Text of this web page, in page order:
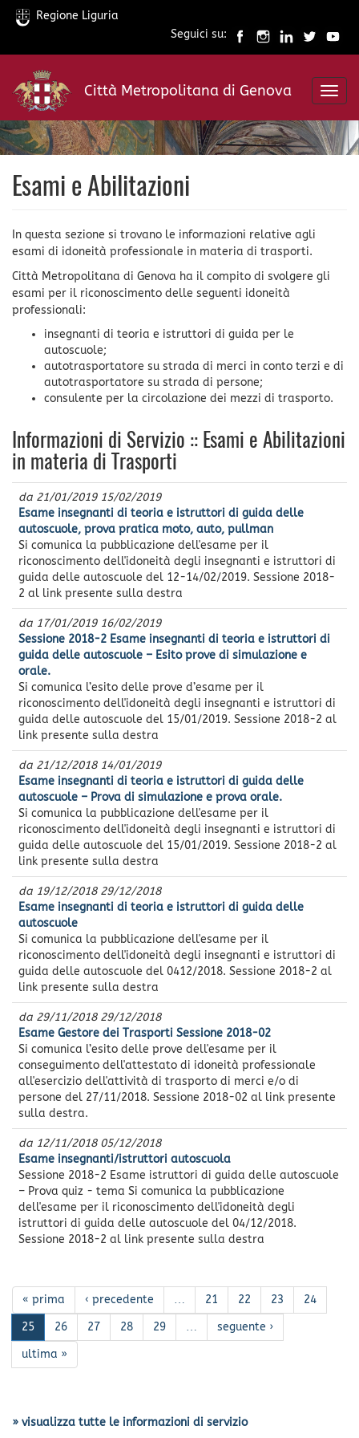
Salta
contenuto
principale
Regione Liguria
Seguici su:
Città Metropolitana di Genova
Esami e Abilitazioni
In questa sezione si trovano le informazioni relative agli
esami di idoneità professionale in materia di trasporti.
Città Metropolitana di Genova ha il compito di svolgere gli
esami per il riconoscimento delle seguenti idoneità
professionali:
insegnanti di teoria e istruttori di guida per le
autoscuole;
autotrasportatore su strada di merci in conto terzi e di
autotrasportatore su strada di persone;
consulente per la circolazione dei mezzi di trasporto.
Informazioni di Servizio :: Esami e Abilitazioni
in materia di Trasporti
da 21/01/2019 15/02/2019
Esame insegnanti di teoria e istruttori di guida delle
autoscuole, prova pratica moto, auto, pullman
Si comunica la pubblicazione dell'esame per il
riconoscimento dell'idoneità degli insegnanti e istruttori di
guida delle autoscuole del 12-14/02/2019. Sessione 2018-
2 al link presente sulla destra
da 17/01/2019 16/02/2019
Sessione 2018-2 Esame insegnanti di teoria e istruttori di
guida delle autoscuole – Esito prove di simulazione e
orale.
Si comunica l’esito delle prove d’esame per il
riconoscimento dell'idoneità degli insegnanti e istruttori di
guida delle autoscuole del 15/01/2019. Sessione 2018-2 al
link presente sulla destra
da 21/12/2018 14/01/2019
Esame insegnanti di teoria e istruttori di guida delle
autoscuole – Prova di simulazione e prova orale.
Si comunica la pubblicazione dell'esame per il
riconoscimento dell'idoneità degli insegnanti e istruttori di
guida delle autoscuole del 15/01/2019. Sessione 2018-2 al
link presente sulla destra
da 19/12/2018 29/12/2018
Esame insegnanti di teoria e istruttori di guida delle
autoscuole
Si comunica la pubblicazione dell'esame per il
riconoscimento dell'idoneità degli insegnanti e istruttori di
guida delle autoscuole del 0412/2018. Sessione 2018-2 al
link presente sulla destra
da 29/11/2018 29/12/2018
Esame Gestore dei Trasporti Sessione 2018-02
Si comunica l’esito delle prove dell'esame per il
conseguimento dell'attestato di idoneità professionale
all'esercizio dell'attività di trasporto di merci e/o di
persone del 27/11/2018. Sessione 2018-02 al link presente
sulla destra.
da 12/11/2018 05/12/2018
Esame insegnanti/istruttori autoscuola
Sessione 2018-2 Esame istruttori di guida delle autoscuole
– Prova quiz - tema Si comunica la pubblicazione
dell'esame per il riconoscimento dell'idoneità degli
istruttori di guida delle autoscuole del 04/12/2018.
Sessione 2018-2 al link presente sulla destra
« prima ‹ precedente … 21 22 23
24
25
26 27 28 29 …
seguente ›
ultima »
» visualizza tutte le informazioni di servizio